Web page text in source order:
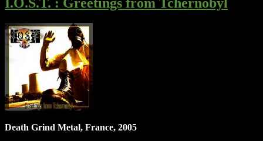
Death Grind Metal, France, 2005